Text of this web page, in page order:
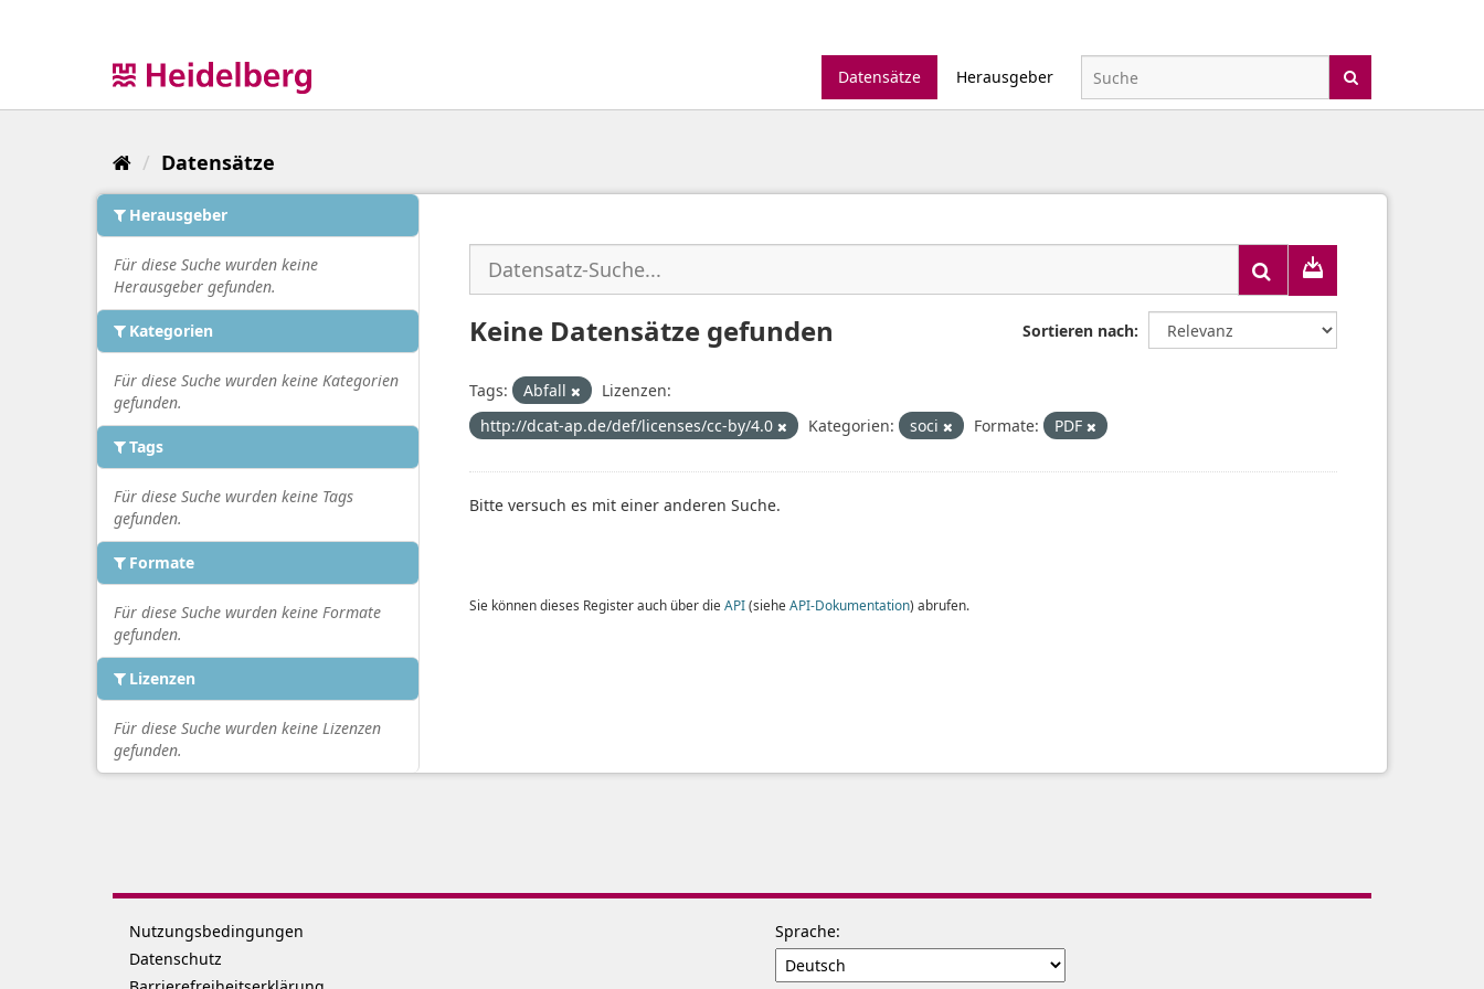
Datensätze
Herausgeber
Datensätze
Herausgeber
Für diese Suche wurden keine
Herausgeber gefunden.
Kategorien
Für diese Suche wurden keine Kategorien
gefunden.
Tags
Für diese Suche wurden keine Tags
gefunden.
Formate
Für diese Suche wurden keine Formate
gefunden.
Lizenzen
Für diese Suche wurden keine Lizenzen
gefunden.
Sortieren nach
Keine Datensätze gefunden
Tags: Abfall
Lizenzen:
http://dcat-ap.de/def/licenses/cc-by/4.0
Kategorien: soci Formate: PDF
Bitte versuch es mit einer anderen Suche.
Sie können dieses Register auch über die API(siehe API-Dokumentation) abrufen.
Nutzungsbedingungen
Datenschutz
Sprache